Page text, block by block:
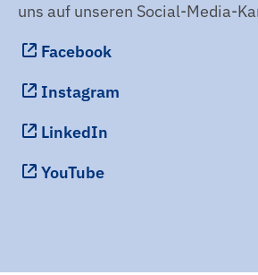
uns auf unseren Social-Media-
Facebook
Instagram
LinkedIn
YouTube